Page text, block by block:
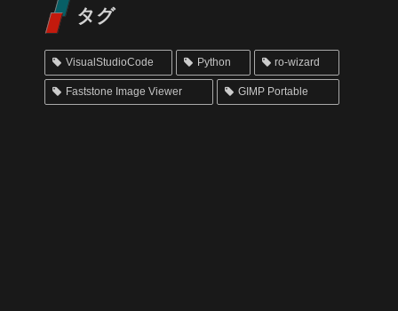
タグ
VisualStudioCode Python ro-wizard
Faststone Image Viewer GIMP Portable